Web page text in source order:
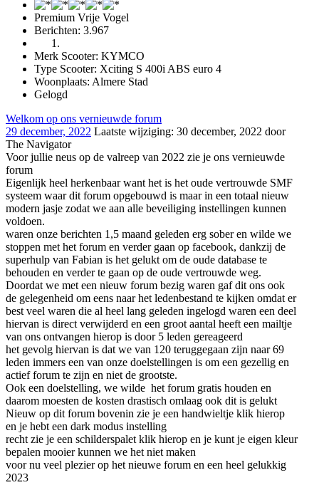
Premium Vrije Vogel
Berichten: 3.967
Merk Scooter: KYMCO
Type Scooter: Xciting S 400i ABS euro 4
Woonplaats: Almere Stad
Gelogd
Welkom op ons vernieuwde forum
29 december, 2022 Laatste wijziging: 30 december, 2022 door
The Navigator
Voor jullie neus op de valreep van 2022 zie je ons vernieuwde
forum
Eigenlijk heel herkenbaar want het is het oude vertrouwde SMF
systeem waar dit forum opgebouwd is maar in een totaal nieuw
modern jasje zodat we aan alle beveiliging instellingen kunnen
voldoen.
waren onze berichten 1,5 maand geleden erg sober en wilde we
stoppen met het forum en verder gaan op facebook, dankzij de
superhulp van Fabian is het gelukt om de oude database te
behouden en verder te gaan op de oude vertrouwde weg.
Doordat we met een nieuw forum bezig waren gaf dit ons ook
de gelegenheid om eens naar het ledenbestand te kijken omdat er
best veel waren die al heel lang geleden ingelogd waren een deel
hiervan is direct verwijderd en een groot aantal heeft een mailtje
van ons ontvangen hierop is door 5 leden gereageerd
het gevolg hiervan is dat we van 120 teruggegaan zijn naar 69
leden immers een van onze doelstellingen is om een gezellig en
actief forum te zijn en niet de grootste.
Ook een doelstelling, we wilde het forum gratis houden en
daarom moesten de kosten drastisch omlaag ook dit is gelukt
Nieuw op dit forum bovenin zie je een handwieltje klik hierop
en je hebt een dark modus instelling
recht zie je een schilderspalet klik hierop en je kunt je eigen kleur
bepalen mooier kunnen we het niet maken
voor nu veel plezier op het nieuwe forum en een heel gelukkig
2023